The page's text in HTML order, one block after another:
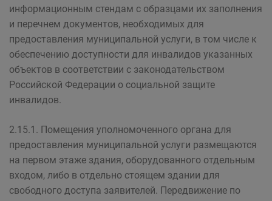
информационным стендам с образцами их заполнения
и перечнем документов, необходимых для
предоставления муниципальной услуги, в том числе к
обеспечению доступности для инвалидов указанных
объектов в соответствии с законодательством
Российской Федерации о социальной защите
инвалидов.
2.15.1. Помещения уполномоченного органа для
предоставления муниципальной услуги размещаются
на первом этаже здания, оборудованного отдельным
входом, либо в отдельно стоящем здании для
свободного доступа заявителей. Передвижение по